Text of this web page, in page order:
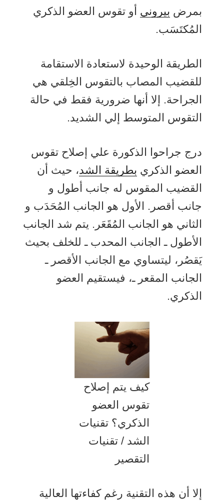
بمرض بيروني أو تقوس العضو الذكري
المُكتَسَب.
الطريقة الوحيدة لاستعادة الاستقامة
للقضيب المصاب بالتقوس الخِلقي هي
الجراحة. إلا أنها ضرورية فقط في حالة
التقوس المتوسط إلي الشديد.
درج جراحوا الذكورة علي إصلاح تقوس
العضو الذكري بطريقة الشد، حيث أن
القضيب المقوس له جانب أطول و
جانب أقصر. الأول هو الجانب المُحَدَب و
الثاني هو الجانب المُقَعَر. يتم شد الجانب
الأطول ـ الجانب المحدب ـ للخلف بحيث
يَقصُر، ليتساوي مع الجانب الأقصر ـ
الجانب المقعر ـ، فيستقيم العضو
الذكري.
كيف يتم إصلاح
تقوس العضو
الذكري؟ تقنيات
الشد / تقنيات
التقصير
إلا أن هذه التقنية رغم كفاءتها العالية